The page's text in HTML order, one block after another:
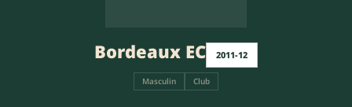
Bordeaux EC 2011-12
Masculin Club